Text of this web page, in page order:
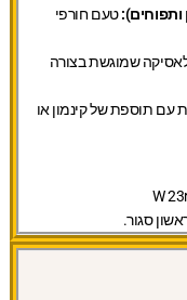
טעם חורפי
שמוגשת בצורה
עם תוספת של קינמון או